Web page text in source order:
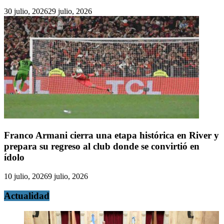
30 julio, 202629 julio, 2026
Franco Armani cierra una etapa histórica en River y
prepara su regreso al club donde se convirtió en
ídolo
10 julio, 20269 julio, 2026
Actualidad